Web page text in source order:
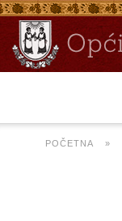
POČETNA »